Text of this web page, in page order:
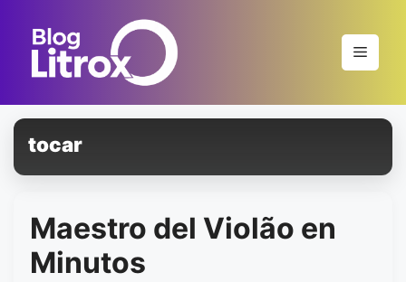
contenido
Menú
tocar
Maestro del Violão en
Minutos